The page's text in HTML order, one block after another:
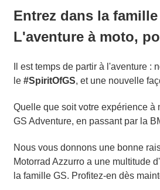
Entrez dans la famille
L'aventure à moto,
Il est temps de partir à l'aventure
le #SpiritOfGS, et une nouvelle
Quelle que soit votre expérience à
GS Adventure, en passant par la
Nous vous donnons une bonne
Motorrad Azzurro a une multitude
la famille GS. Profitez-en dès